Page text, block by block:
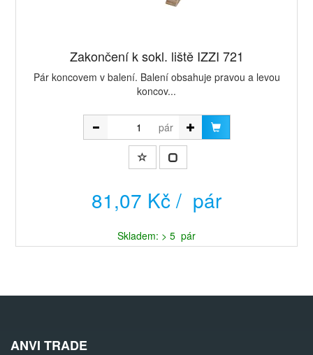
Zakončení k sokl. liště IZZI 721
Pár koncovem v balení. Balení obsahuje pravou a levou
koncov...
pár
81,07 Kč / pár
Skladem: > 5 pár
ANVI TRADE